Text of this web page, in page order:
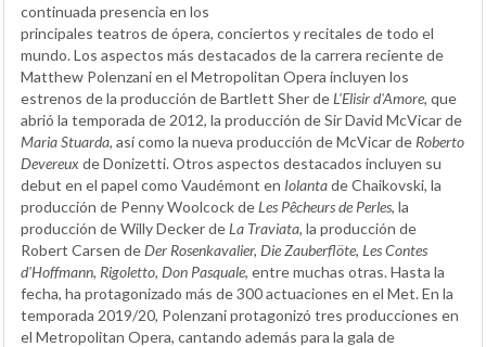
continuada presencia en los
principales teatros de ópera, conciertos y recitales de todo el
mundo. Los aspectos más destacados de la carrera reciente de
Matthew Polenzani en el Metropolitan Opera incluyen los
estrenos de la producción de Bartlett Sher deL'Elisir d'Amore, que
abrió la temporada de 2012, la producción de Sir David McVicar de
Maria Stuarda, así como la nueva producción de McVicar de Roberto
Devereuxde Donizetti. Otros aspectos destacados incluyen su
debut en el papel como Vaudémont en Iolantade Chaikovski, la
producción de Penny Woolcock deLes Pêcheurs de Perles, la
producción de Willy Decker deLa Traviata, la producción de
Robert Carsen deDer Rosenkavalier, Die Zauberflöte, Les Contes
d'Hoffmann, Rigoletto, Don Pasquale, entre muchas otras. Hasta la
fecha, ha protagonizado más de 300 actuaciones en el Met. En la
temporada 2019/20, Polenzani protagonizó tres producciones en
el Metropolitan Opera, cantando además para la gala de